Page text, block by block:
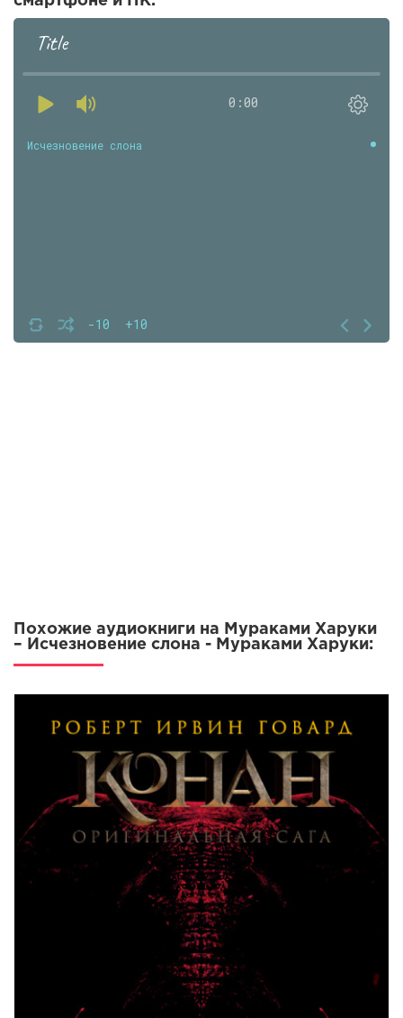
Title
0:00
-10 +10
Исчезновение слона
Похожие аудиокниги на Мураками Харуки
– Исчезновение слона - Мураками Харуки: